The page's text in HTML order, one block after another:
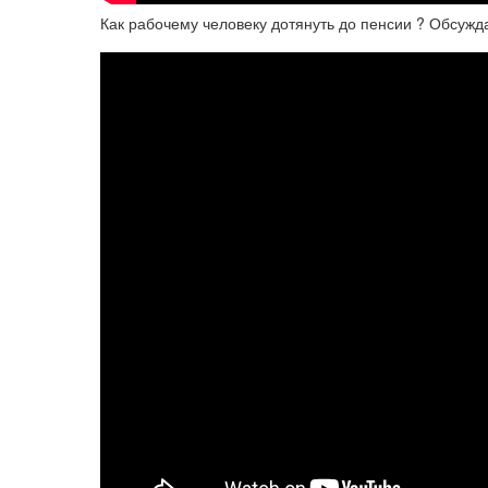
Как рабочему человеку дотянуть до пенсии ?